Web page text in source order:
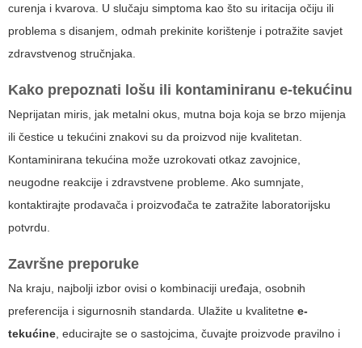
curenja i kvarova. U slučaju simptoma kao što su iritacija očiju ili
problema s disanjem, odmah prekinite korištenje i potražite savjet
zdravstvenog stručnjaka.
Kako prepoznati lošu ili kontaminiranu e-tekućinu
Neprijatan miris, jak metalni okus, mutna boja koja se brzo mijenja
ili čestice u tekućini znakovi su da proizvod nije kvalitetan.
Kontaminirana tekućina može uzrokovati otkaz zavojnice,
neugodne reakcije i zdravstvene probleme. Ako sumnjate,
kontaktirajte prodavača i proizvođača te zatražite laboratorijsku
potvrdu.
Završne preporuke
Na kraju, najbolji izbor ovisi o kombinaciji uređaja, osobnih
preferencija i sigurnosnih standarda. Ulažite u kvalitetne e-
tekućine , educirajte se o sastojcima, čuvajte proizvode pravilno i